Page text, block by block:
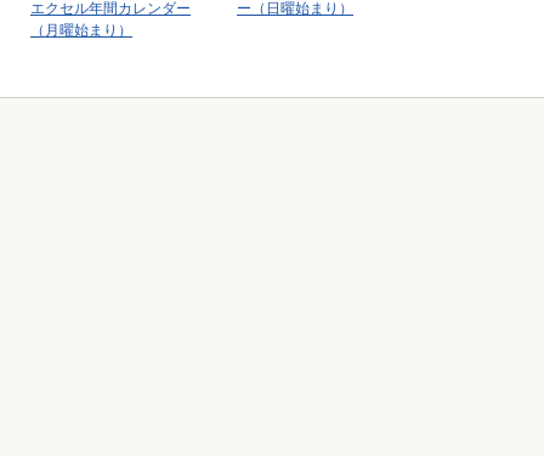
エクセル年間カレンダー
（月曜始まり）
ー（日曜始まり）